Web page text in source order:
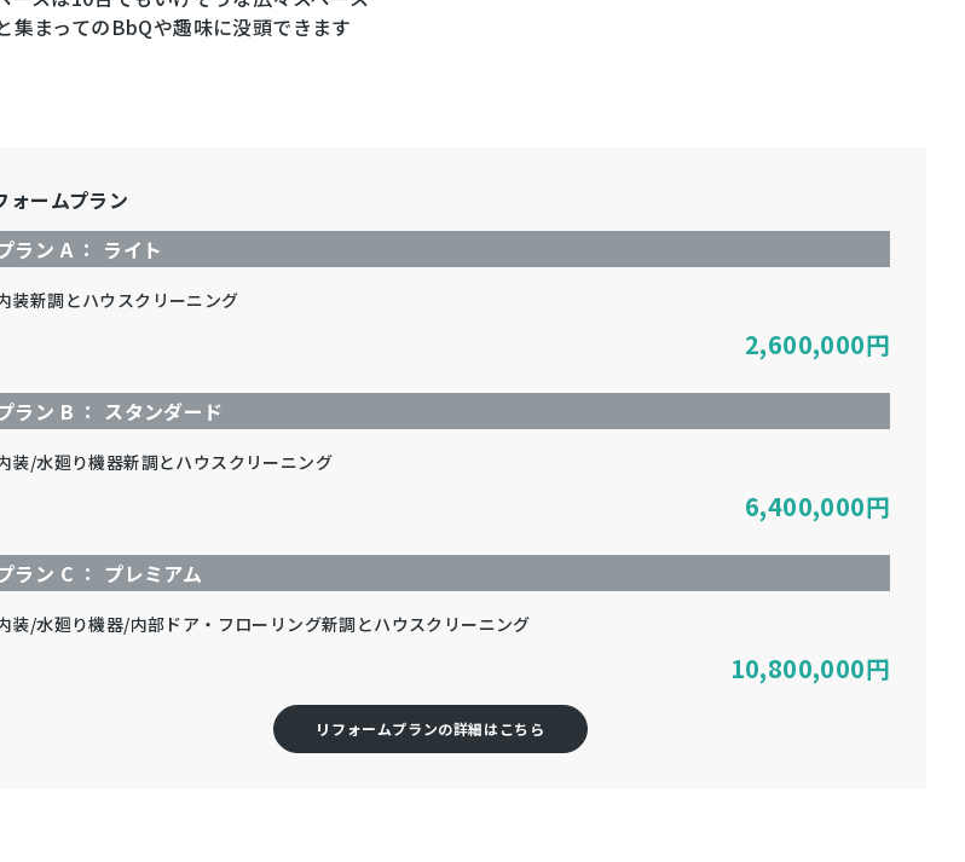
集まってのBbQや趣味に没頭できます
ォームプラン
ラン A ： ライト
装新調とハウスクリーニング
2,600,000円
ラン B ： スタンダード
装/水廻り機器新調とハウスクリーニング
6,400,000円
ラン C ： プレミアム
装/水廻り機器/内部ドア・フローリング新調とハウスクリーニング
10,800,000円
リフォームプランの詳細はこちら